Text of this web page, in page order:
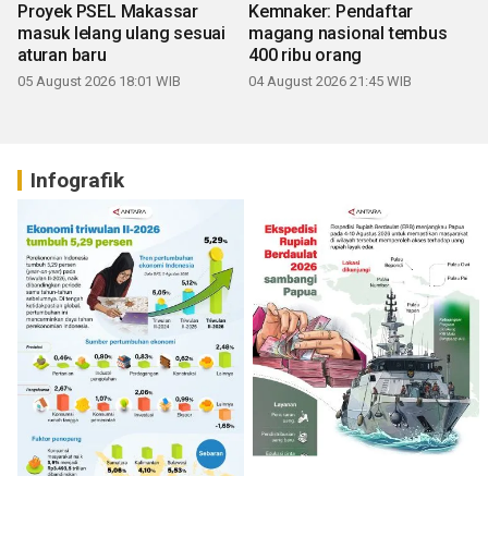
Proyek PSEL Makassar
masuk lelang ulang sesuai
aturan baru
05 August 2026 18:01 WIB
Kemnaker: Pendaftar
magang nasional tembus
400 ribu orang
04 August 2026 21:45 WIB
Infografik